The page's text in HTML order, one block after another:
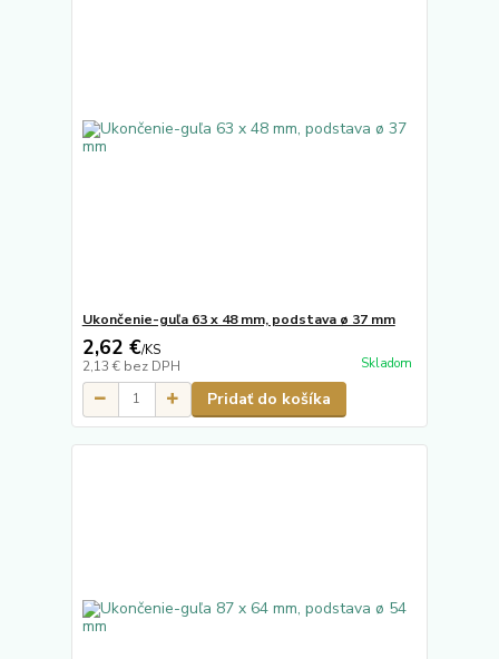
Ukončenie-guľa 63 x 48 mm, podstava ø 37 mm
2,62 €/KS
2,13 € bez DPH Skladom
Pridať do košíka